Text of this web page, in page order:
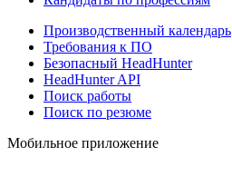
Производственный календарь
Требования к ПО
Безопасный HeadHunter
HeadHunter API
Поиск работы
Поиск по резюме
Мобильное приложение